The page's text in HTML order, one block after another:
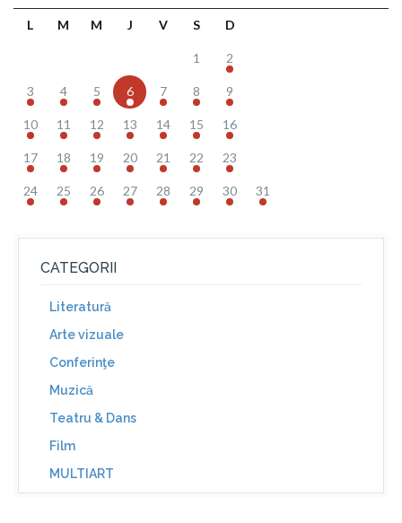
L M M J V S D
1 2
3 4 5 6 7 8 9
10 11 12 13 14 15 16
17 18 19 20 21 22 23
24 25 26 27 28 29 30 31
CATEGORII
Literatură
Arte vizuale
Conferinţe
Muzică
Teatru & Dans
Film
MULTIART